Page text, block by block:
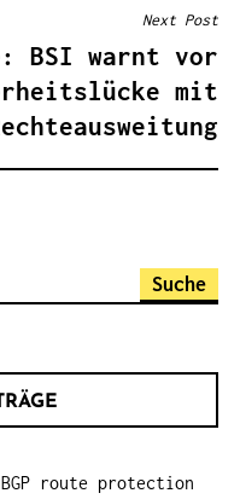
Next Post
BSI warnt vor
mit
BGP route protection